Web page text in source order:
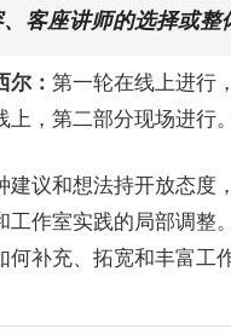
客座讲师的选择或整
尔： 第一轮在线上进行
上，第二部分现场进行
建议和想法持开放态度
工作室实践的局部调整
补充、拓宽和丰富工